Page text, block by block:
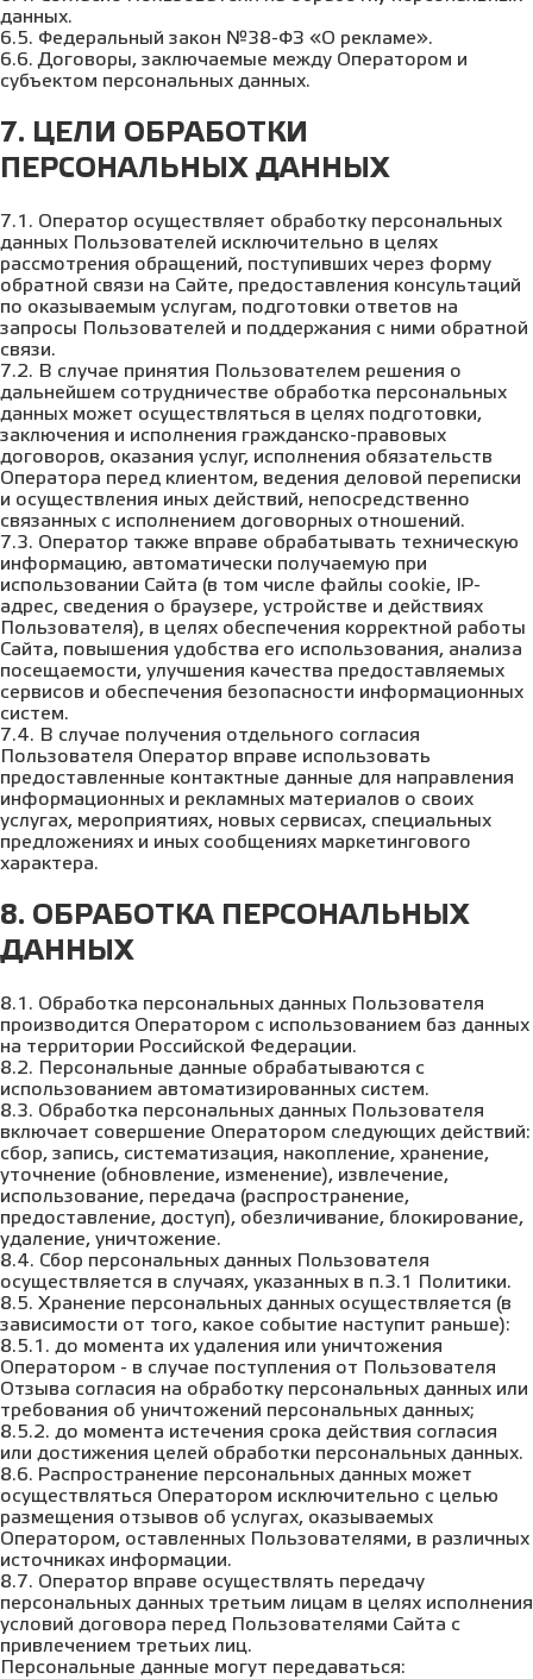
данных.
6.5. Федеральный закон №38-ФЗ «О рекламе».
6.6. Договоры, заключаемые между Оператором и
субъектом персональных данных.
7. ЦЕЛИ ОБРАБОТКИ
ПЕРСОНАЛЬНЫХ ДАННЫХ
7.1. Оператор осуществляет обработку персональных
данных Пользователей исключительно в целях
рассмотрения обращений, поступивших через форму
обратной связи на Сайте, предоставления консультаций
по оказываемым услугам, подготовки ответов на
запросы Пользователей и поддержания с ними обратной
связи.
7.2. В случае принятия Пользователем решения о
дальнейшем сотрудничестве обработка персональных
данных может осуществляться в целях подготовки,
заключения и исполнения гражданско-правовых
договоров, оказания услуг, исполнения обязательств
Оператора перед клиентом, ведения деловой переписки
и осуществления иных действий, непосредственно
связанных с исполнением договорных отношений.
7.3. Оператор также вправе обрабатывать техническую
информацию, автоматически получаемую при
использовании Сайта (в том числе файлы cookie, IP-
адрес, сведения о браузере, устройстве и действиях
Пользователя), в целях обеспечения корректной работы
Сайта, повышения удобства его использования, анализа
посещаемости, улучшения качества предоставляемых
сервисов и обеспечения безопасности информационных
систем.
7.4. В случае получения отдельного согласия
Пользователя Оператор вправе использовать
предоставленные контактные данные для направления
информационных и рекламных материалов о своих
услугах, мероприятиях, новых сервисах, специальных
предложениях и иных сообщениях маркетингового
характера.
8. ОБРАБОТКА ПЕРСОНАЛЬНЫХ
ДАННЫХ
8.1. Обработка персональных данных Пользователя
производится Оператором с использованием баз данных
на территории Российской Федерации.
8.2. Персональные данные обрабатываются с
использованием автоматизированных систем.
8.3. Обработка персональных данных Пользователя
включает совершение Оператором следующих действий:
сбор, запись, систематизация, накопление, хранение,
уточнение (обновление, изменение), извлечение,
использование, передача (распространение,
предоставление, доступ), обезличивание, блокирование,
удаление, уничтожение.
8.4. Сбор персональных данных Пользователя
осуществляется в случаях, указанных в п.3.1 Политики.
8.5. Хранение персональных данных осуществляется (в
зависимости от того, какое событие наступит раньше):
8.5.1. до момента их удаления или уничтожения
Оператором - в случае поступления от Пользователя
Отзыва согласия на обработку персональных данных или
требования об уничтожений персональных данных;
8.5.2. до момента истечения срока действия согласия
или достижения целей обработки персональных данных.
8.6. Распространение персональных данных может
осуществляться Оператором исключительно с целью
размещения отзывов об услугах, оказываемых
Оператором, оставленных Пользователями, в различных
источниках информации.
8.7. Оператор вправе осуществлять передачу
персональных данных третьим лицам в целях исполнения
условий договора перед Пользователями Сайта с
привлечением третьих лиц.
Персональные данные могут передаваться: